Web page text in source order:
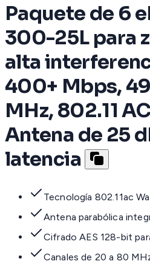
Paquete de 6
300-25L para
alta
400+ Mbps,
MHz, 802.11
Antena de 25
latencia
Tecnología 802.11ac
Antena parabólica
Cifrado AES 128-bit
Canales de 20 a 80